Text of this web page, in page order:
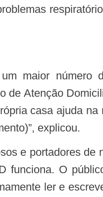
de Atenção
casa ajuda
explicou.
funciona. O
ler e